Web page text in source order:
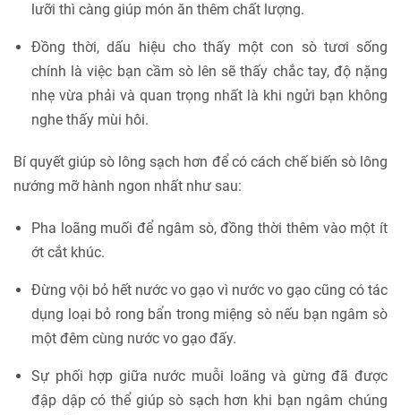
lưỡi thì càng giúp món ăn thêm chất lượng.
Đồng thời, dấu hiệu cho thấy một con sò tươi sống
chính là việc bạn cầm sò lên sẽ thấy chắc tay, độ nặng
nhẹ vừa phải và quan trọng nhất là khi ngửi bạn không
nghe thấy mùi hôi.
Bí quyết giúp sò lông sạch hơn để có cách chế biến sò lông
nướng mỡ hành ngon nhất như sau:
Pha loãng muối để ngâm sò, đồng thời thêm vào một ít
ớt cắt khúc.
Đừng vội bỏ hết nước vo gạo vì nước vo gạo cũng có tác
dụng loại bỏ rong bẩn trong miệng sò nếu bạn ngâm sò
một đêm cùng nước vo gạo đấy.
Sự phối hợp giữa nước muỗi loãng và gừng đã được
đập dập có thể giúp sò sạch hơn khi bạn ngâm chúng